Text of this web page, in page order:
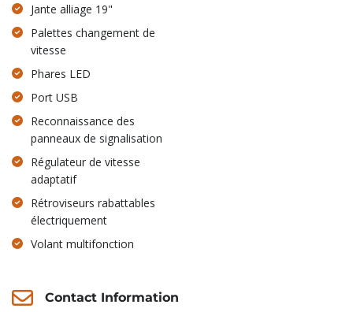
Jante alliage 19"
Palettes changement de
vitesse
Phares LED
Port USB
Reconnaissance des
panneaux de signalisation
Régulateur de vitesse
adaptatif
Rétroviseurs rabattables
électriquement
Volant multifonction
Contact Information